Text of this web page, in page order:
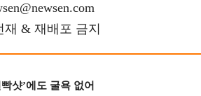
& 재배포 금지
샷’에도 굴욕 없어